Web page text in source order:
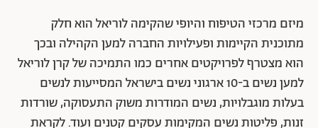
מיזם מרכזי הטיפוח והיופי שהקימה לוריאל הוא חלק
מתוכנית הקיימות ופעילויות החברה למען הקהילה ובכך
הוא מצטרף לפרויקטים אחרים כמו התמיכה של קרן לוריאל
למען נשים ב-10 ארגוני נשים בישראל המסייעות לנשים
בעלות מוגבלויות, נשים המודרות משוק התעסוקה, שורדות
זנות, פליטות נשים המקימות עסקים קטנים ועוד. לקראת